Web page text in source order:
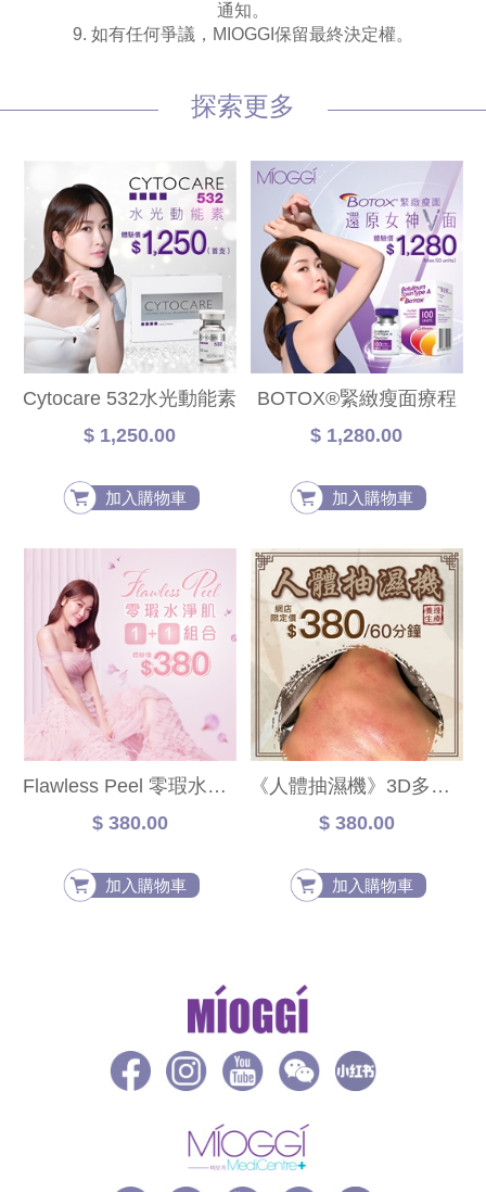
通知。
9. 如有任何爭議，MIOGGI保留最終決定權。
探索更多
Cytocare 532水光動能素
$ 1,250.00
加入購物車
BOTOX®緊緻瘦面療程
$ 1,280.00
加入購物車
Flawless Peel 零瑕水淨肌1+1組合 送金箔活炭雙效修復面膜
$ 380.00
加入購物車
《人體抽濕機》3D多元能量養生理療
$ 380.00
加入購物車